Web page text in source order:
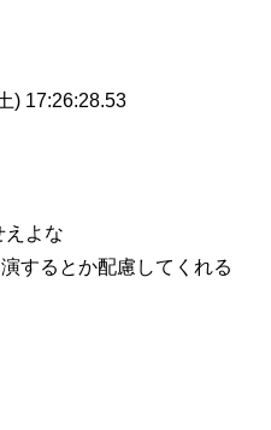
) 17:26:28.53
えよな
するとか配慮してくれる